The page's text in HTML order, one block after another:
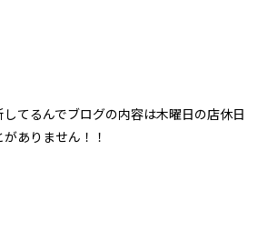
てるんでブログの内容は木曜日の店休日
ありません！！